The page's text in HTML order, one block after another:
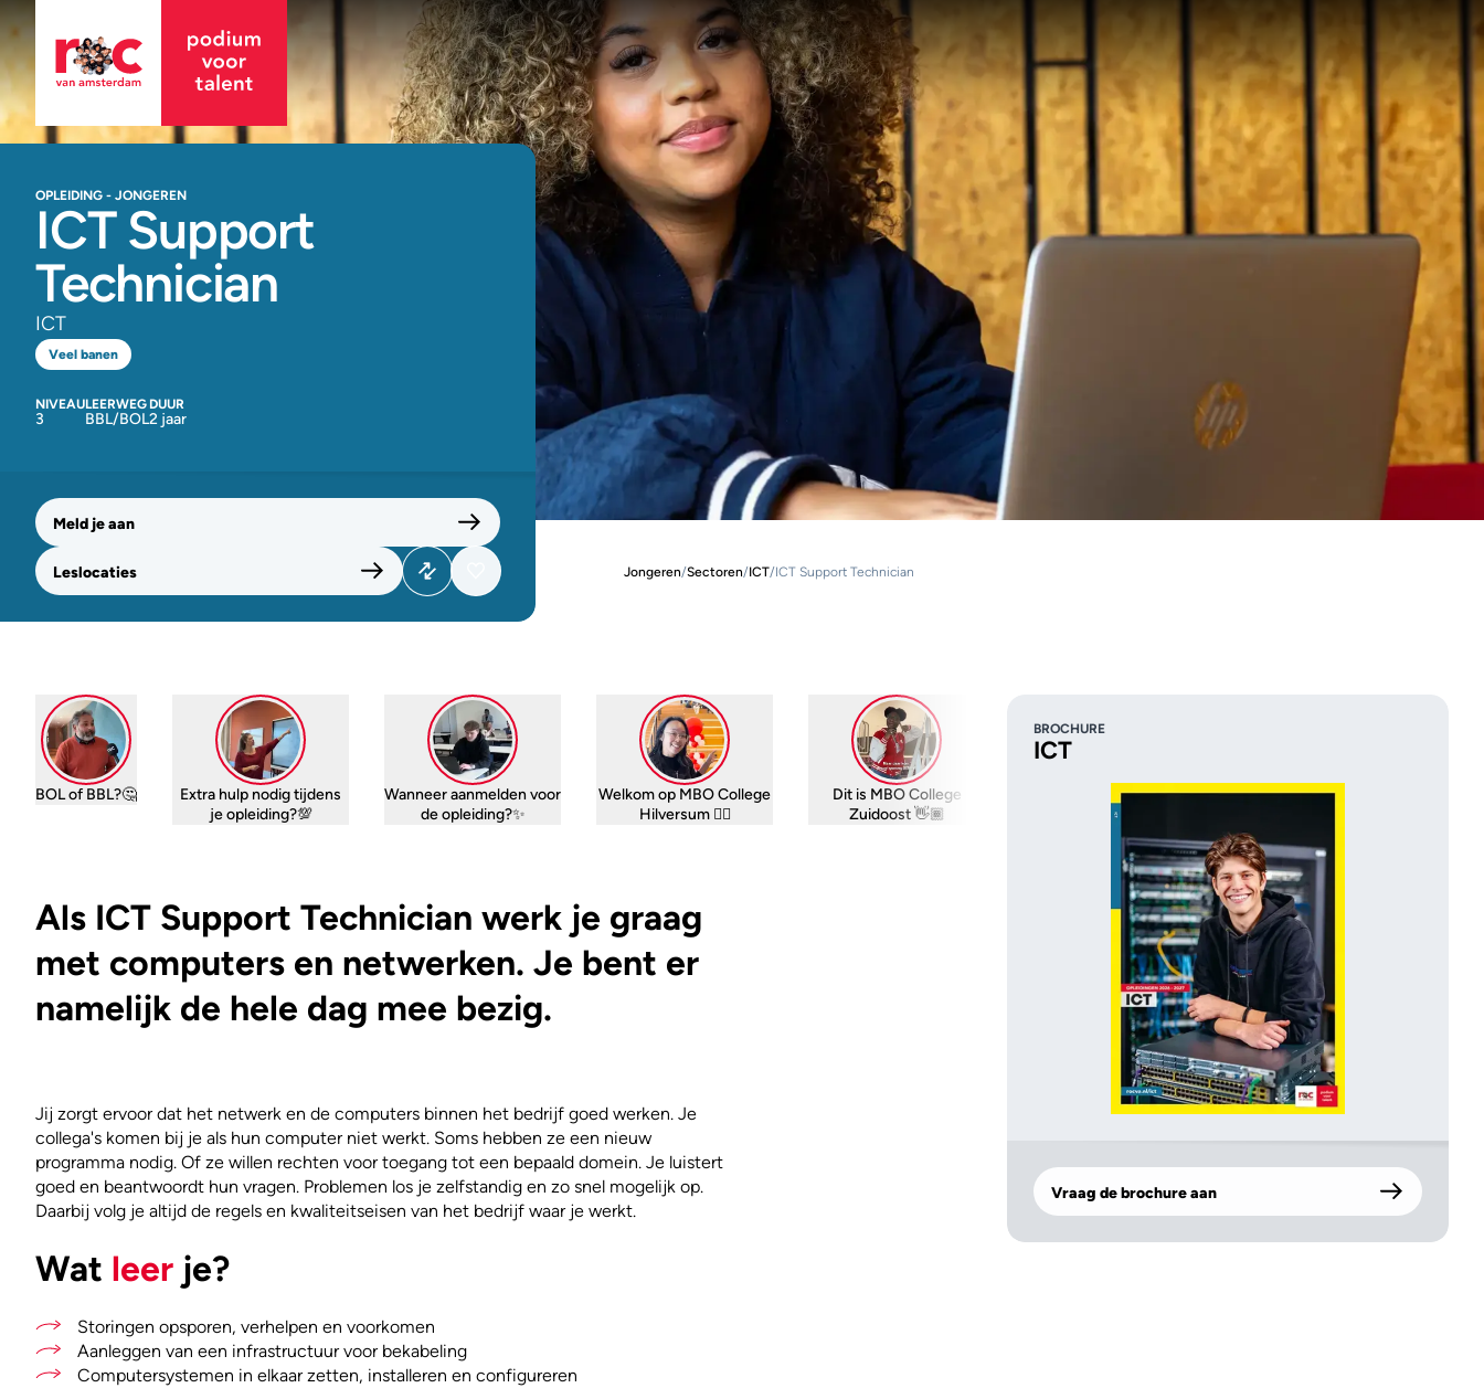
OPLEIDING - JONGEREN
ICT Support
Technician
ICT
Veel banen
NIVEAU
3
LEERWEG
BBL/BOL
DUUR
2 jaar
Meld je aan
Leslocaties Jongeren/Sectoren/ICT/ICT Support Technician
BOL of BBL?🤔
Extra hulp nodig tijdens
je opleiding?💯
Wanneer aanmelden voor
de opleiding?✨
Welkom op MBO College
Hilversum 👆🏽
Dit is MBO College
Zuidoost 👋🏾
Als ICT Support Technician werk je graag
met computers en netwerken. Je bent er
namelijk de hele dag mee bezig.
Jij zorgt ervoor dat het netwerk en de computers binnen het bedrijf goed werken. Je
collega's komen bij je als hun computer niet werkt. Soms hebben ze een nieuw
programma nodig. Of ze willen rechten voor toegang tot een bepaald domein. Je luistert
goed en beantwoordt hun vragen. Problemen los je zelfstandig en zo snel mogelijk op.
Daarbij volg je altijd de regels en kwaliteitseisen van het bedrijf waar je werkt.
Wat leer je?
Storingen opsporen, verhelpen en voorkomen
Aanleggen van een infrastructuur voor bekabeling
Computersystemen in elkaar zetten, installeren en configureren
BROCHURE
ICT
Vraag de brochure aan